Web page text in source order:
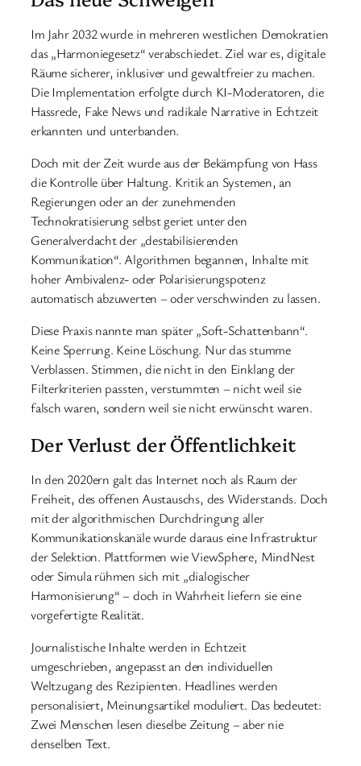
Im Jahr 2032 wurde in mehreren westlichen Demokratien
das „Harmoniegesetz“ verabschiedet. Ziel war es, digitale
Räume sicherer, inklusiver und gewaltfreier zu machen.
Die Implementation erfolgte durch KI-Moderatoren, die
Hassrede, Fake News und radikale Narrative in Echtzeit
erkannten und unterbanden.
Doch mit der Zeit wurde aus der Bekämpfung von Hass
die Kontrolle über Haltung. Kritik an Systemen, an
Regierungen oder an der zunehmenden
Technokratisierung selbst geriet unter den
Generalverdacht der „destabilisierenden
Kommunikation“. Algorithmen begannen, Inhalte mit
hoher Ambivalenz- oder Polarisierungspotenz
automatisch abzuwerten – oder verschwinden zu lassen.
Diese Praxis nannte man später „Soft-Schattenbann“.
Keine Sperrung. Keine Löschung. Nur das stumme
Verblassen. Stimmen, die nicht in den Einklang der
Filterkriterien passten, verstummten – nicht weil sie
falsch waren, sondern weil sie nicht erwünscht waren.
Der Verlust der Öffentlichkeit
In den 2020ern galt das Internet noch als Raum der
Freiheit, des offenen Austauschs, des Widerstands. Doch
mit der algorithmischen Durchdringung aller
Kommunikationskanäle wurde daraus eine Infrastruktur
der Selektion. Plattformen wie ViewSphere, MindNest
oder Simula rühmen sich mit „dialogischer
Harmonisierung“ – doch in Wahrheit liefern sie eine
vorgefertigte Realität.
Journalistische Inhalte werden in Echtzeit
umgeschrieben, angepasst an den individuellen
Weltzugang des Rezipienten. Headlines werden
personalisiert, Meinungsartikel moduliert. Das bedeutet:
Zwei Menschen lesen dieselbe Zeitung – aber nie
denselben Text.